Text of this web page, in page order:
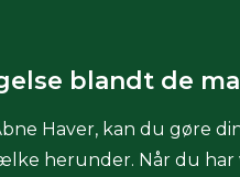
blandt de
Haver, kan du gøre
herunder. Når du har